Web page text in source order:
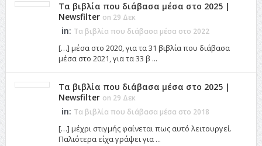
Τα βιβλία που διάβασα μέσα στο 2025 |
Newsfilter on 29 Δεκ
in: Τα βιβλία που διάβασα μέσα στο 2022
[…] μέσα στο 2020, για τα 31 βιβλία που διάβασα
μέσα στο 2021, για τα 33 β ...
Τα βιβλία που διάβασα μέσα στο 2025 |
Newsfilter on 29 Δεκ
in: Τα βιβλία που διάβασα μέσα στο 2018
[…] μέχρι στιγμής φαίνεται πως αυτό λειτουργεί.
Παλιότερα είχα γράψει για ...